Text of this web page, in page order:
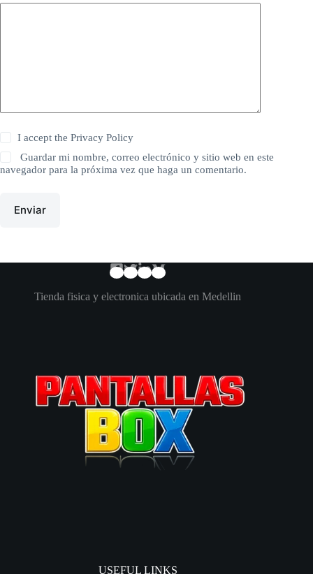
I accept thePrivacy Policy
Guardar mi nombre, correo electrónico y sitio web en este
navegador para la próxima vez que haga un comentario.
Enviar
Tienda fisica y electronica ubicada en Medellin
USEFUL LINKS